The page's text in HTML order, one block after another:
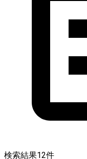
検索結果12件